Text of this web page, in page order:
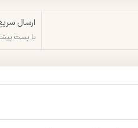
ارسال
با پست